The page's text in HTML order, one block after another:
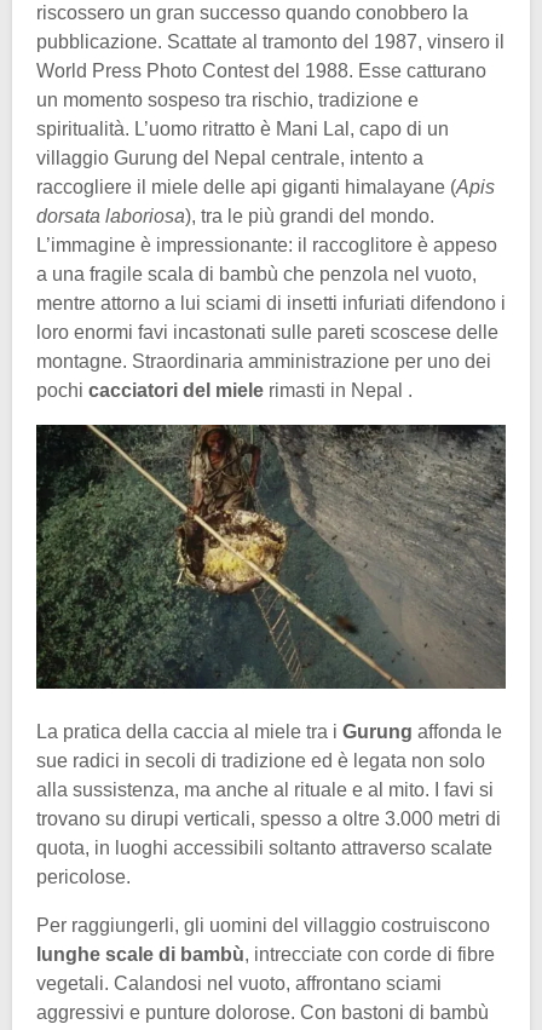
riscossero un gran successo quando conobbero la
pubblicazione. Scattate al tramonto del 1987, vinsero il
World Press Photo Contest del 1988. Esse catturano
un momento sospeso tra rischio, tradizione e
spiritualità. L’uomo ritratto è Mani Lal, capo di un
villaggio Gurung del Nepal centrale, intento a
raccogliere il miele delle api giganti himalayane (Apis
dorsata laboriosa), tra le più grandi del mondo.
L’immagine è impressionante: il raccoglitore è appeso
a una fragile scala di bambù che penzola nel vuoto,
mentre attorno a lui sciami di insetti infuriati difendono i
loro enormi favi incastonati sulle pareti scoscese delle
montagne. Straordinaria amministrazione per uno dei
pochi cacciatori del miele rimasti in Nepal .
La pratica della caccia al miele tra i Gurung affonda le
sue radici in secoli di tradizione ed è legata non solo
alla sussistenza, ma anche al rituale e al mito. I favi si
trovano su dirupi verticali, spesso a oltre 3.000 metri di
quota, in luoghi accessibili soltanto attraverso scalate
pericolose.
Per raggiungerli, gli uomini del villaggio costruiscono
lunghe scale di bambù, intrecciate con corde di fibre
vegetali. Calandosi nel vuoto, affrontano sciami
aggressivi e punture dolorose. Con bastoni di bambù